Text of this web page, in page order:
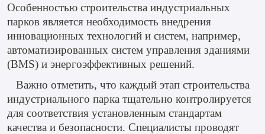
Особенностью строительства индустриальных
парков является необходимость внедрения
инновационных технологий и систем, например,
автоматизированных систем управления зданиями
(BMS) и энергоэффективных решений.
Важно отметить, что каждый этап строительства
индустриального парка тщательно контролируется
для соответствия установленным стандартам
качества и безопасности. Специалисты проводят